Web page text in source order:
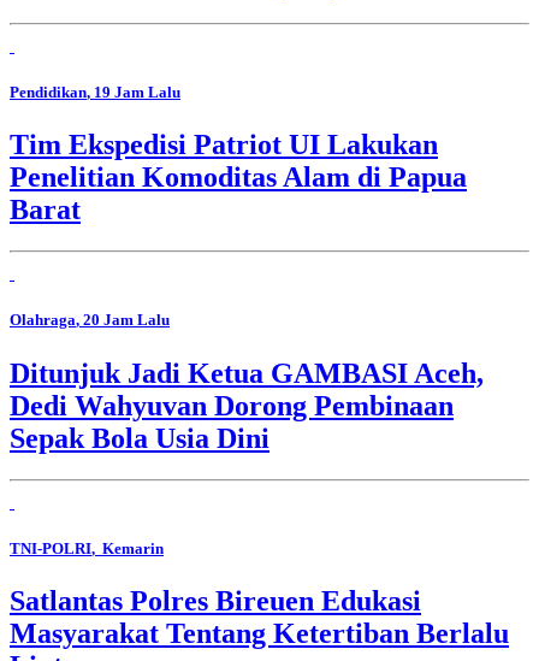
Pendidikan, 19 Jam Lalu
Tim Ekspedisi Patriot UI Lakukan
Penelitian Komoditas Alam di Papua
Barat
Olahraga, 20 Jam Lalu
Ditunjuk Jadi Ketua GAMBASI Aceh,
Dedi Wahyuvan Dorong Pembinaan
Sepak Bola Usia Dini
TNI-POLRI, Kemarin
Satlantas Polres Bireuen Edukasi
Masyarakat Tentang Ketertiban Berlalu